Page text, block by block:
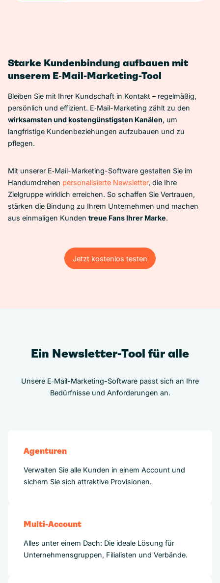
Starke Kundenbindung aufbauen mit
unserem E‑Mail-Marketing-Tool
Bleiben Sie mit Ihrer Kundschaft in Kontakt – regelmäßig,
persönlich und effizient. E‑Mail-Marketing zählt zu den
wirksamsten und kostengünstigsten Kanälen, um
langfristige Kundenbeziehungen aufzubauen und zu
pflegen.
Mit unserer E‑Mail-Marketing-Software gestalten Sie im
Handumdrehen personalisierte Newsletter, die Ihre
Zielgruppe wirklich erreichen. So schaffen Sie Vertrauen,
stärken die Bindung zu Ihrem Unternehmen und machen
aus einmaligen Kunden treue Fans Ihrer Marke.
Jetzt kostenlos testen
Jetzt kostenlos testen
Ein Newsletter-Tool für alle
Unsere E‑Mail-Marketing-Software passt sich an Ihre
Bedürfnisse und Anforderungen an.
Agenturen
Verwalten Sie alle Kunden in einem Account und
sichern Sie sich attraktive Provisionen.
Multi-Account
Alles unter einem Dach: Die ideale Lösung für
Unternehmensgruppen, Filialisten und Verbände.